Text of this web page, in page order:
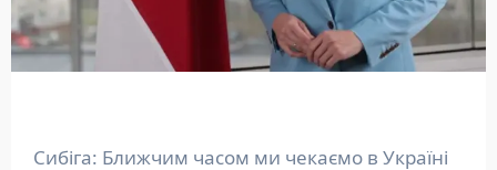
Сибіга: Ближчим часом ми чекаємо в Україні